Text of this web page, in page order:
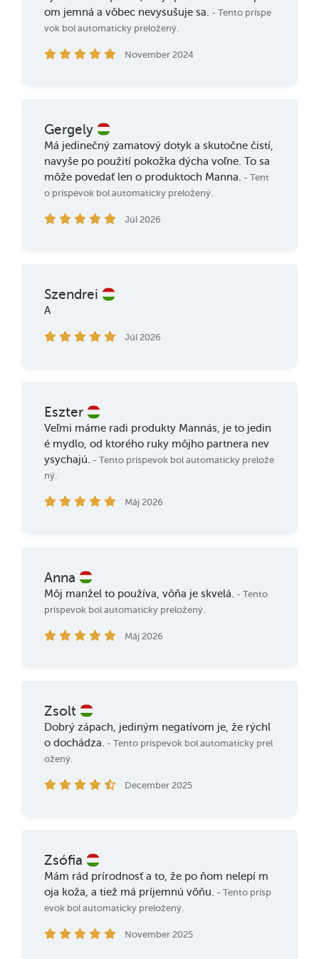
om jemná a vôbec nevysušuje sa. - Tento príspe
vok bol automaticky preložený.
November 2024
Gergely
Má jedinečný zamatový dotyk a skutočne čistí,
navyše po použití pokožka dýcha voľne. To sa
môže povedať len o produktoch Manna. - Tent
o príspevok bol automaticky preložený.
Júl 2026
Szendrei
A
Júl 2026
Eszter
Veľmi máme radi produkty Mannás, je to jedin
é mydlo, od ktorého ruky môjho partnera nev
ysychajú. - Tento príspevok bol automaticky prelože
ný.
Máj 2026
Anna
Môj manžel to používa, vôňa je skvelá. - Tento
príspevok bol automaticky preložený.
Máj 2026
Zsolt
Dobrý zápach, jediným negatívom je, že rýchl
o dochádza. - Tento príspevok bol automaticky prel
ožený.
December 2025
Zsófia
Mám rád prírodnosť a to, že po ňom nelepí m
oja koža, a tiež má príjemnú vôňu. - Tento prísp
evok bol automaticky preložený.
November 2025